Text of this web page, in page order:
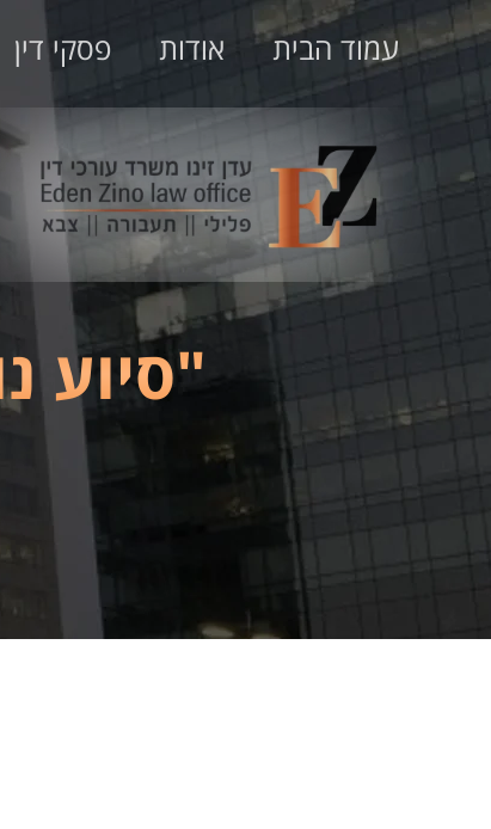
עמוד הבית אודות פסקי דין
"סיוע